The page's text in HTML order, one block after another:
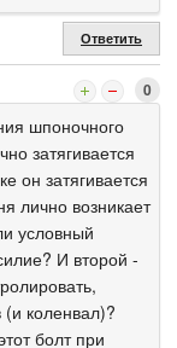
Ответить
0
шпоночного
затягивается
он затягивается
лично возникает
условный
И второй -
коленвал)?
болт при